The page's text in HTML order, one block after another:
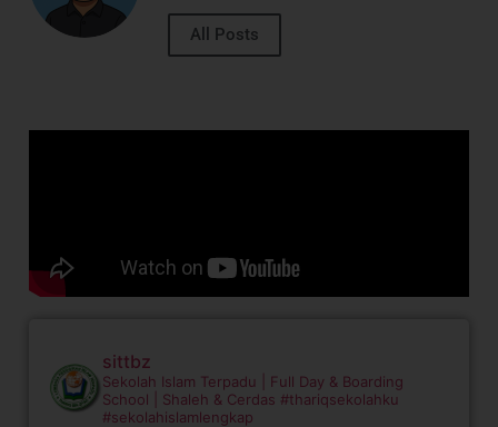
All Posts
sittbz
Sekolah Islam Terpadu | Full Day & Boarding
School | Shaleh & Cerdas #thariqsekolahku
#sekolahislamlengkap